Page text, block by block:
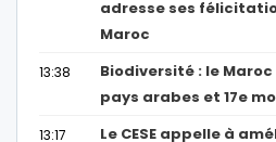
adresse ses
Maroc
13:38
Biodiversité : le
pays arabes et 17e
13:17
Le CESE appelle à